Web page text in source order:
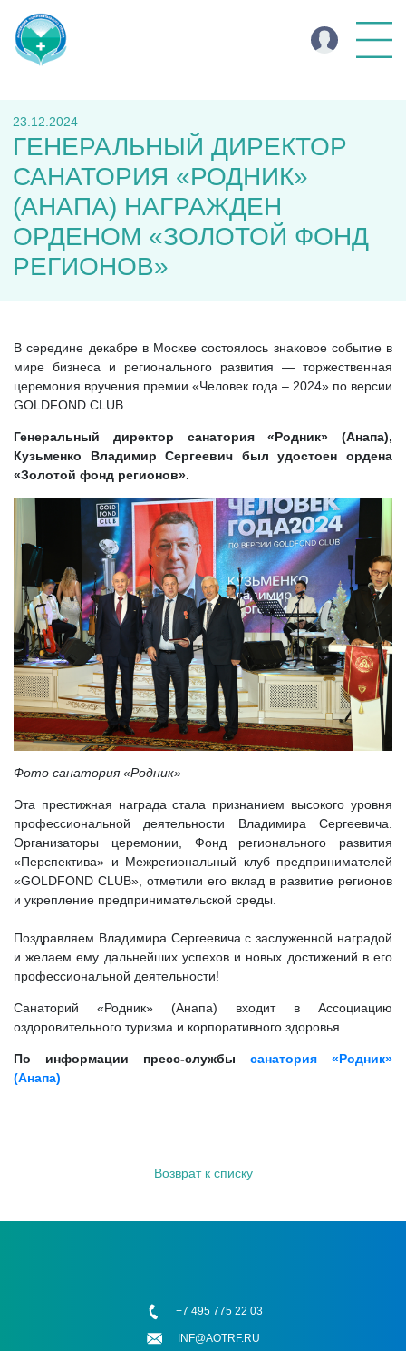
23.12.2024
ГЕНЕРАЛЬНЫЙ ДИРЕКТОР
САНАТОРИЯ «РОДНИК»
(АНАПА) НАГРАЖДЕН
ОРДЕНОМ «ЗОЛОТОЙ ФОНД
РЕГИОНОВ»
В середине декабре в Москве состоялось знаковое событие в
мире бизнеса и регионального развития — торжественная
церемония вручения премии «Человек года – 2024» по версии
GOLDFOND CLUB.
Генеральный директор санатория «Родник» (Анапа),
Кузьменко Владимир Сергеевич был удостоен ордена
«Золотой фонд регионов».
Фото санатория «Родник»
Эта престижная награда стала признанием высокого уровня
профессиональной деятельности Владимира Сергеевича.
Организаторы церемонии, Фонд регионального развития
«Перспектива» и Межрегиональный клуб предпринимателей
«GOLDFOND CLUB», отметили его вклад в развитие регионов
и укрепление предпринимательской среды.
Поздравляем Владимира Сергеевича с заслуженной наградой
и желаем ему дальнейших успехов и новых достижений в его
профессиональной деятельности!
Cанаторий «Родник» (Анапа) входит в Ассоциацию
оздоровительного туризма и корпоративного здоровья.
По информации пресс-службы санатория «Родник»
(Анапа)
Возврат к списку
+7 495 775 22 03
INF@AOTRF.RU